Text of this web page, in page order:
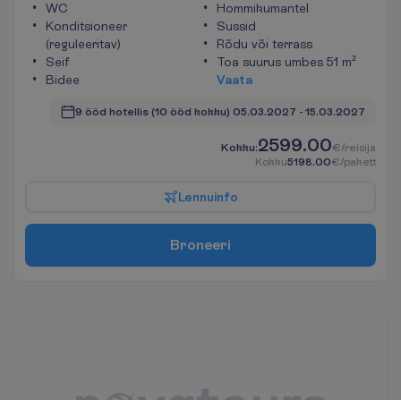
WC
Konditsioneer
(reguleeritav)
Seif
Bidee
Hommikumantel
Sussid
Rõdu või terrass
Toa suurus umbes 51 m²
Vaata
9 ööd hotellis (10 ööd kokku) 05.03.2027 - 15.03.2027
Kokku:2599.00€/reisija
Kokku5198.00€/pakett
Lennuinfo
Broneeri